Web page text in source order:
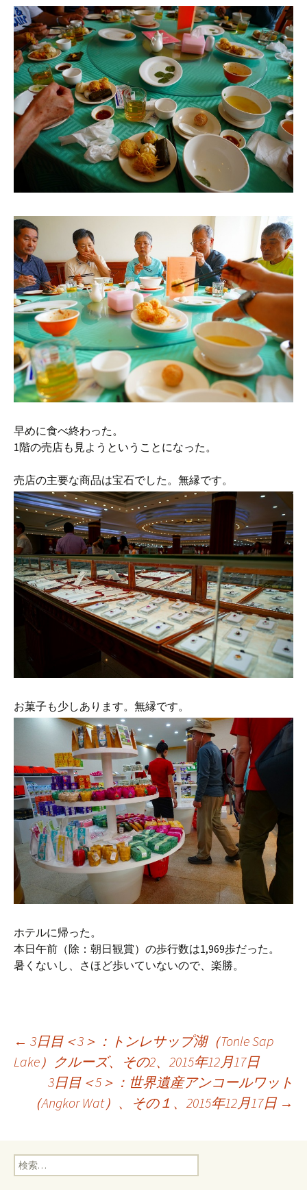
早めに食べ終わった。
1階の売店も見ようということになった。
売店の主要な商品は宝石でした。無縁です。
お菓子も少しあります。無縁です。
ホテルに帰った。
本日午前（除：朝日観賞）の歩行数は1,969歩だった。
暑くないし、さほど歩いていないので、楽勝。
投
ビ
← 3日目＜3＞：トンレサップ湖（Tonle Sap
Lake）クルーズ、その2、2015年12月17日
3日目＜5＞：世界遺産アンコールワット
（Angkor Wat）、その１、2015年12月17日 →
検
索: